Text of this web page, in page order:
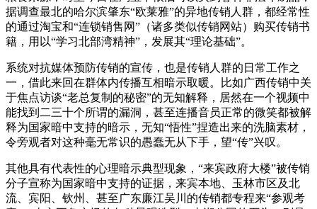
据调查最北的哈尔滨肇东“欧莱雅”的异地传销人群，都经常性
的通过淘宝和“连锁销售网”（诸多类似传销网站）购买传销书
籍，用以“学习北部湾精神”，发展其“理论基础”。
系统对抗媒体预防传销的宣传，也是传销人群的日常工作之
一，借此来回在群体内传播互相暗示取暖。比如广西传销中关
于焦点访谈“老总复制的秘密”的无知解释，居然在一个视频中
能找到二三十个所谓的漏洞，甚至连播音员正常的微笑都被解
释为国家暗中支持的暗示，无知“悟性”捏造出来的洗脑素材，
令旁观者对这种毫无常识的愚蠢无从下手，望“传”兴叹。
其他具有代表性的心理暗示典型现象，“来宾政府大楼”被传销
分子宣称为国家暗中支持的证据，来宾本地、玉林市区及北
流、宾阳、钦州、甚至广东廉江吴川的传销都专程来“参观考